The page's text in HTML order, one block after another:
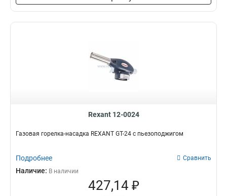
Rexant 12-0024
Газовая горелка-насадка REXANT GT-24 с пьезоподжигом
Подробнее Сравнить
Наличие: В наличии
427,14 ₽